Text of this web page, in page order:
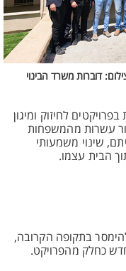
דוברות משרד הבינוי
דירות ל-42 משפחות בפרויקטים לחיזוק ומיגון
עשרות מהמשפחות
שינוי משמעותי
הבית עצמו.
להימסר בתקופה הקרובה,